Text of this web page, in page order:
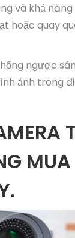
và khả
hoặc quay
ngược
ảnh trong